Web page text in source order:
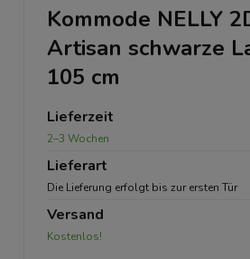
Kommode NELLY
Artisan schwarze
105 cm
Lieferzeit
2–3 Wochen
Lieferart
Die Lieferung erfolgt bis zur ersten Tür
Versand
Kostenlos!